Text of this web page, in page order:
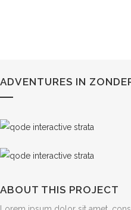
ADVENTURES IN
ABOUT THIS PROJECT